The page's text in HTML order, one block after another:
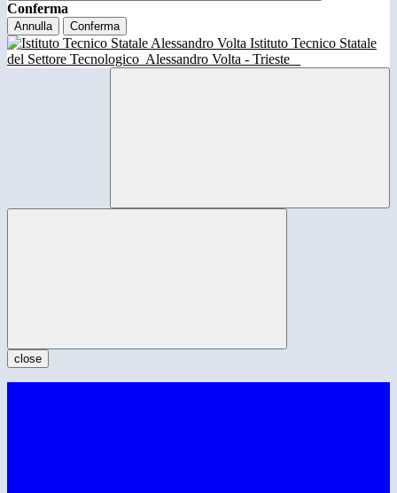
Conferma
Annulla Conferma
Istituto Tecnico Statale
del Settore Tecnologico Alessandro Volta - Trieste
close